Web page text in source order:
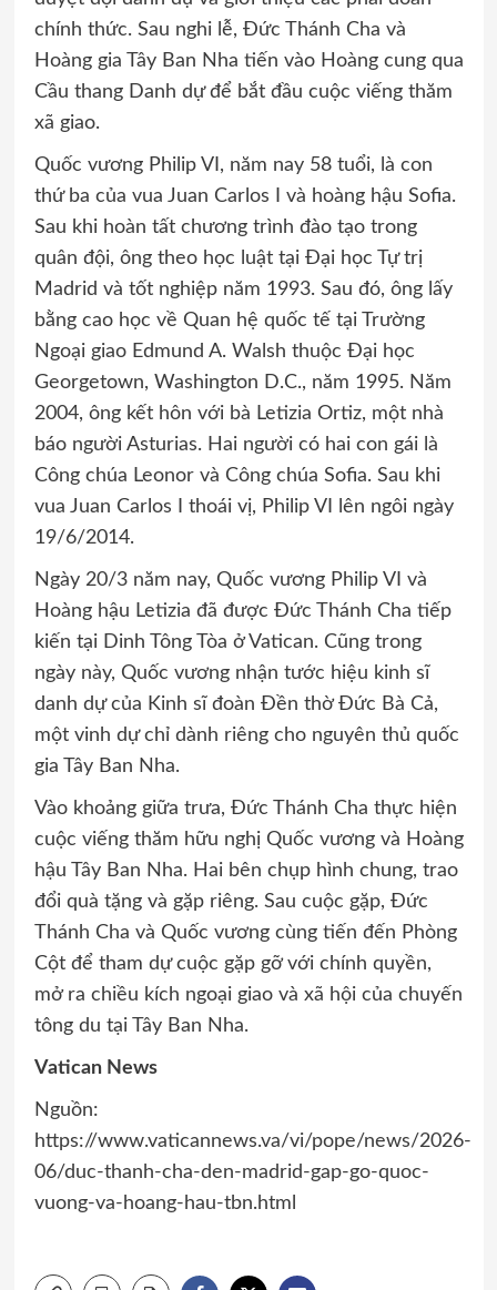
chính thức. Sau nghi lễ, Đức Thánh Cha và
Hoàng gia Tây Ban Nha tiến vào Hoàng cung qua
Cầu thang Danh dự để bắt đầu cuộc viếng thăm
xã giao.
Quốc vương Philip VI, năm nay 58 tuổi, là con
thứ ba của vua Juan Carlos I và hoàng hậu Sofia.
Sau khi hoàn tất chương trình đào tạo trong
quân đội, ông theo học luật tại Đại học Tự trị
Madrid và tốt nghiệp năm 1993. Sau đó, ông lấy
bằng cao học về Quan hệ quốc tế tại Trường
Ngoại giao Edmund A. Walsh thuộc Đại học
Georgetown, Washington D.C., năm 1995. Năm
2004, ông kết hôn với bà Letizia Ortiz, một nhà
báo người Asturias. Hai người có hai con gái là
Công chúa Leonor và Công chúa Sofia. Sau khi
vua Juan Carlos I thoái vị, Philip VI lên ngôi ngày
19/6/2014.
Ngày 20/3 năm nay, Quốc vương Philip VI và
Hoàng hậu Letizia đã được Đức Thánh Cha tiếp
kiến tại Dinh Tông Tòa ở Vatican. Cũng trong
ngày này, Quốc vương nhận tước hiệu kinh sĩ
danh dự của Kinh sĩ đoàn Đền thờ Đức Bà Cả,
một vinh dự chỉ dành riêng cho nguyên thủ quốc
gia Tây Ban Nha.
Vào khoảng giữa trưa, Đức Thánh Cha thực hiện
cuộc viếng thăm hữu nghị Quốc vương và Hoàng
hậu Tây Ban Nha. Hai bên chụp hình chung, trao
đổi quà tặng và gặp riêng. Sau cuộc gặp, Đức
Thánh Cha và Quốc vương cùng tiến đến Phòng
Cột để tham dự cuộc gặp gỡ với chính quyền,
mở ra chiều kích ngoại giao và xã hội của chuyến
tông du tại Tây Ban Nha.
Vatican News
Nguồn:
https://www.vaticannews.va/vi/pope/news/2026-
06/duc-thanh-cha-den-madrid-gap-go-quoc-
vuong-va-hoang-hau-tbn.html